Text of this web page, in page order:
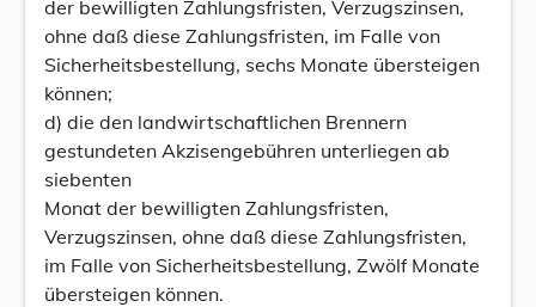
der bewilligten Zahlungsfristen, Verzugszinsen,
ohne daß diese Zahlungsfristen, im Falle von
Sicherheitsbestellung, sechs Monate übersteigen
können;
d) die den landwirtschaftlichen Brennern
gestundeten Akzisengebühren unterliegen ab
siebenten
Monat der bewilligten Zahlungsfristen,
Verzugszinsen, ohne daß diese Zahlungsfristen,
im Falle von Sicherheitsbestellung, Zwölf Monate
übersteigen können.